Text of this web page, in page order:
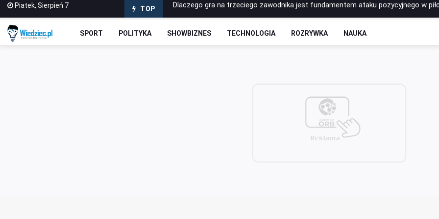
Piatek, Sierpień 7 TOP
Materiały wypełnieniowe – które najlepiej sprawdzają się w codziennej praktyce
SPORT POLITYKA SHOWBIZNES TECHNOLOGIA ROZRYWKA NAUKA